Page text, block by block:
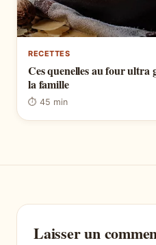
RECETTES
Ces quenelles au four ultra
la famille
⏱ 45 min
Laisser un